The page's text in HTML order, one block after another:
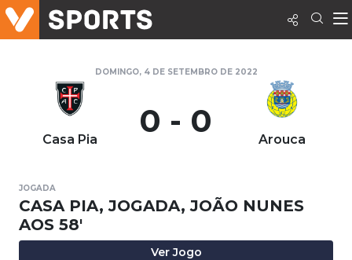
DOMINGO, 4 DE SETEMBRO DE 2022
Casa Pia 0 - 0 Arouca
JOGADA
CASA PIA, JOGADA, JOÃO NUNES
AOS 58'
Ver Jogo